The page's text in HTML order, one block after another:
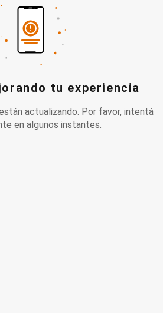
tu experiencia
actualizando. Por favor, intentá
en algunos instantes.